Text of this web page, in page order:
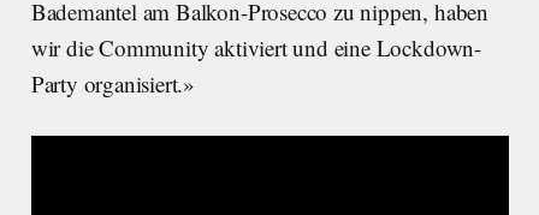
Bademantel am Balkon-Prosecco zu nippen, haben
wir die Community aktiviert und eine Lockdown-
Party organisiert.»